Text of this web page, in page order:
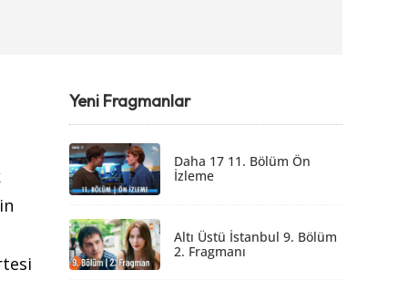
Yeni Fragmanlar
Daha 17 11. Bölüm Ön
İzleme
Altı Üstü İstanbul 9. Bölüm
2. Fragmanı